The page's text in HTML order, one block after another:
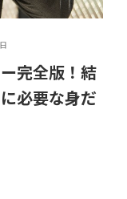
完全版！結
必要な身だ